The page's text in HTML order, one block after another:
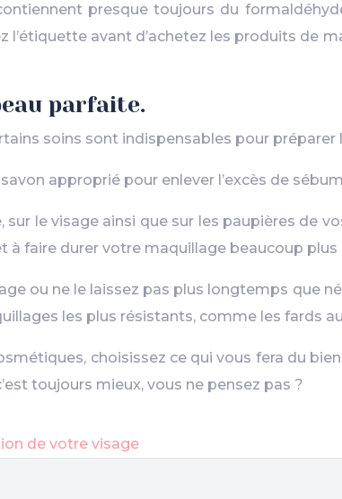
presque toujours du
l’étiquette avant d’achetez les produits de
parfaite.
soins sont indispensables pour
approprié pour enlever l’excès de
le visage ainsi que sur les paupières de
à faire durer votre maquillage beaucoup
ou ne le laissez pas plus longtemps que
les plus résistants, comme les fards
choisissez ce qui vous fera du
toujours mieux, vous ne pensez pas ?
de votre visage